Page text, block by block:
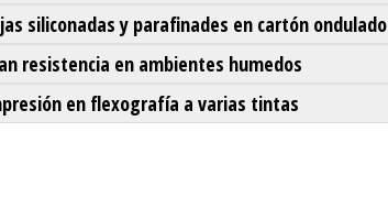
siliconadas y parafinades en cartón ondulado
resistencia en ambientes humedos
en flexografía a varias tintas